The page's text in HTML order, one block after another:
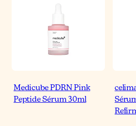
Medicube PDRN Pink
Peptide Sérum 30ml